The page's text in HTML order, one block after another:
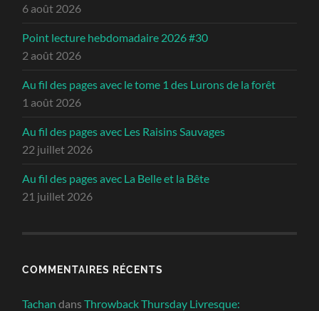
6 août 2026
Point lecture hebdomadaire 2026 #30
2 août 2026
Au fil des pages avec le tome 1 des Lurons de la forêt
1 août 2026
Au fil des pages avec Les Raisins Sauvages
22 juillet 2026
Au fil des pages avec La Belle et la Bête
21 juillet 2026
COMMENTAIRES RÉCENTS
Tachan dansThrowback Thursday Livresque: